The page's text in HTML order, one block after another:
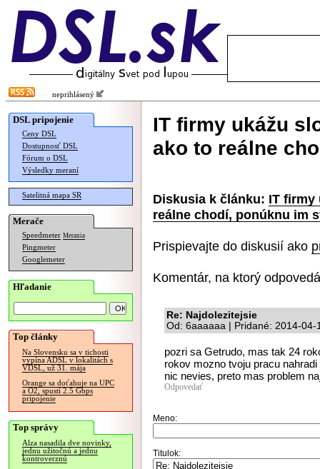
neprihlásený
DSL pripojenie
Ceny DSL
Dostupnosť DSL
Fórum o DSL
Výsledky meraní
Satelitná mapa SR
Merače
Speedmeter Merania
Pingmeter
Googlemeter
Hľadanie
Top články
Na Slovensku sa v tichosti
vypína ADSL v lokalitách s
VDSL, už 31. mája
Orange sa doťahuje na UPC
a O2, spustí 2.5 Gbps
pripojenie
Top správy
Alza nasadila dve novinky,
jednu užitočnú a jednu
kontroverznú
IT firmy ukážu
ako to reálne
Diskusia k článku: IT firmy
reálne chodí, ponúknu im
Prispievajte do diskusií ako
Komentár, na ktorý
Re: Najdolezitejsie
Od: 6aaaaaa | Pridané: 2014-04-
pozri sa Getrudo, mas tak 24
rokov mozno tvoju pracu
nic nevies, preto mas problem
Odpovedať
Meno:
Titulok: